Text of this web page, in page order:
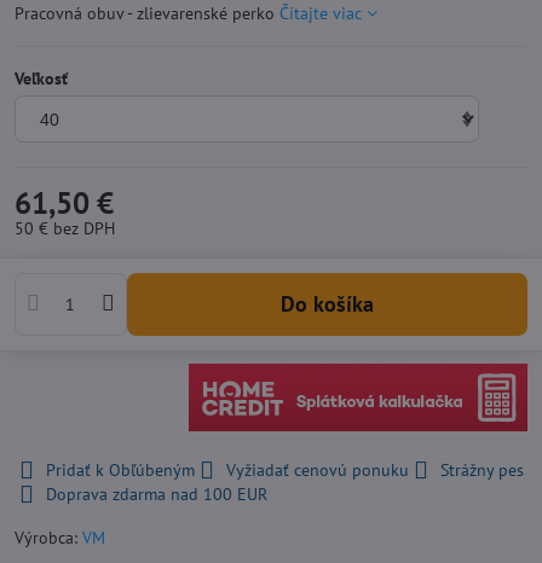
Pracovná obuv - zlievarenské perko Čítajte viac
Veľkosť
61,50 €
50 € bez DPH
Do košíka
Pridať k Obľúbeným Vyžiadať cenovú ponuku
Strážny pes
Doprava zdarma nad 100 EUR
Výrobca: VM